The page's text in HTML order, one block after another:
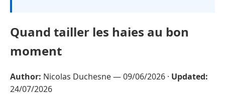
Quand tailler les haies au bon
moment
Author: Nicolas Duchesne —09/06/2026 · Updated:
24/07/2026